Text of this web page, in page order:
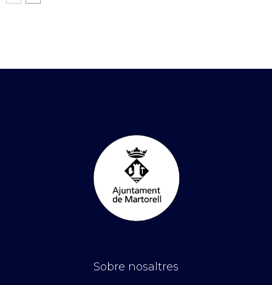
Sobre nosaltres